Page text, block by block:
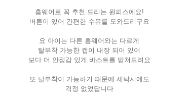
홈웨어로 꼭 추천 드리는 원피스에요!
버튼이 있어 간편한 수유를 도와드리구요
요 아이는 다른 홈웨어와는 다르게
탈부착 가능한 캡이 내장 되어 있어
보다 더 안정감 있게 바스트를 받쳐드려요
또 탈부착이 가능하기 때문에 세탁시에도
걱정 없었답니다